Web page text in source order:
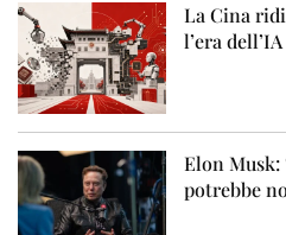
La Cina
l’era dell’IA
Elon
potrebbe